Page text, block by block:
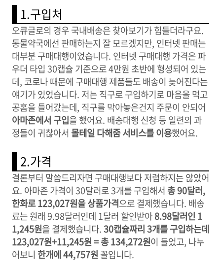
1.구입처
오큐글로의 경우 국내배송은 찾아보기가 힘들더라구요.
동물약국에선 판매하는지 잘 모르겠지만, 인터넷 판매는
대부분 구매대행이었습니다. 인터넷 구매대행 가격은 파
우더 타입 30캡슐 기준으로 4만원 초반에 형성되어 있는
데, 코로나 때문에 구매대행 제품들도 배송이 늦어진다는
얘기가 있었습니다. 저는 직구로 구입하기로 마음을 먹고
공홈을 들어갔는데, 직구를 막아놓은건지 주문이 안되어
아마존에서 구입을 했어요. 배송대행 신청 등 일련의 과
정들이 귀찮아서 몰테일 다해줌 서비스를 이용했어요.
2.가격
결론부터 말씀드리자면 구매대행보다 저렴하지는 않았어
요. 아마존 가격이 30달러로 3개를 구입해서 총 90달러,
한화로 123,027원을 상품가격으로 결제했습니다. 배송
료는 원래 9.98달러인데 1달러 할인받아8.98달러인 1
1,245원을 결제했습니다.30캡슐짜리 3개를 구입하는데
123,027원+11,245원 = 총 134,272원이 들었고, 나누
어보니 한개에 44,757원꼴입니다.